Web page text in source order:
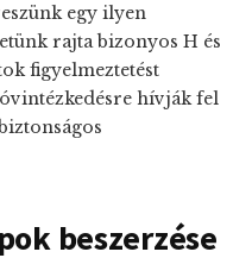
egy ilyen
rajta bizonyos H és
figyelmeztetést
hívják fel
beszerzése